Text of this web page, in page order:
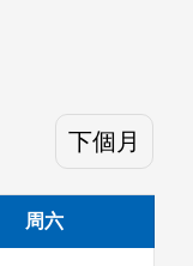
下個月
周六